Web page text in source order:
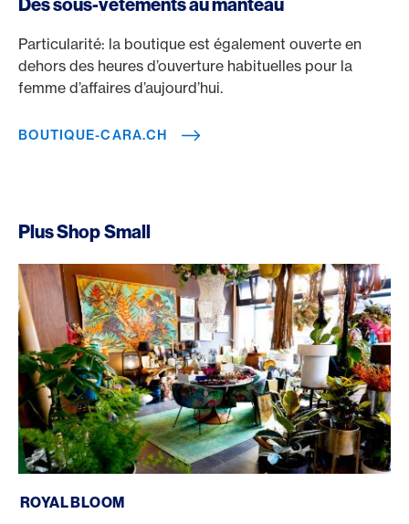
Particularité: la boutique est également ouverte en
dehors des heures d’ouverture habituelles pour la
femme d’affaires d’aujourd’hui.
BOUTIQUE-CARA.CH
Plus Shop Small
ROYAL BLOOM